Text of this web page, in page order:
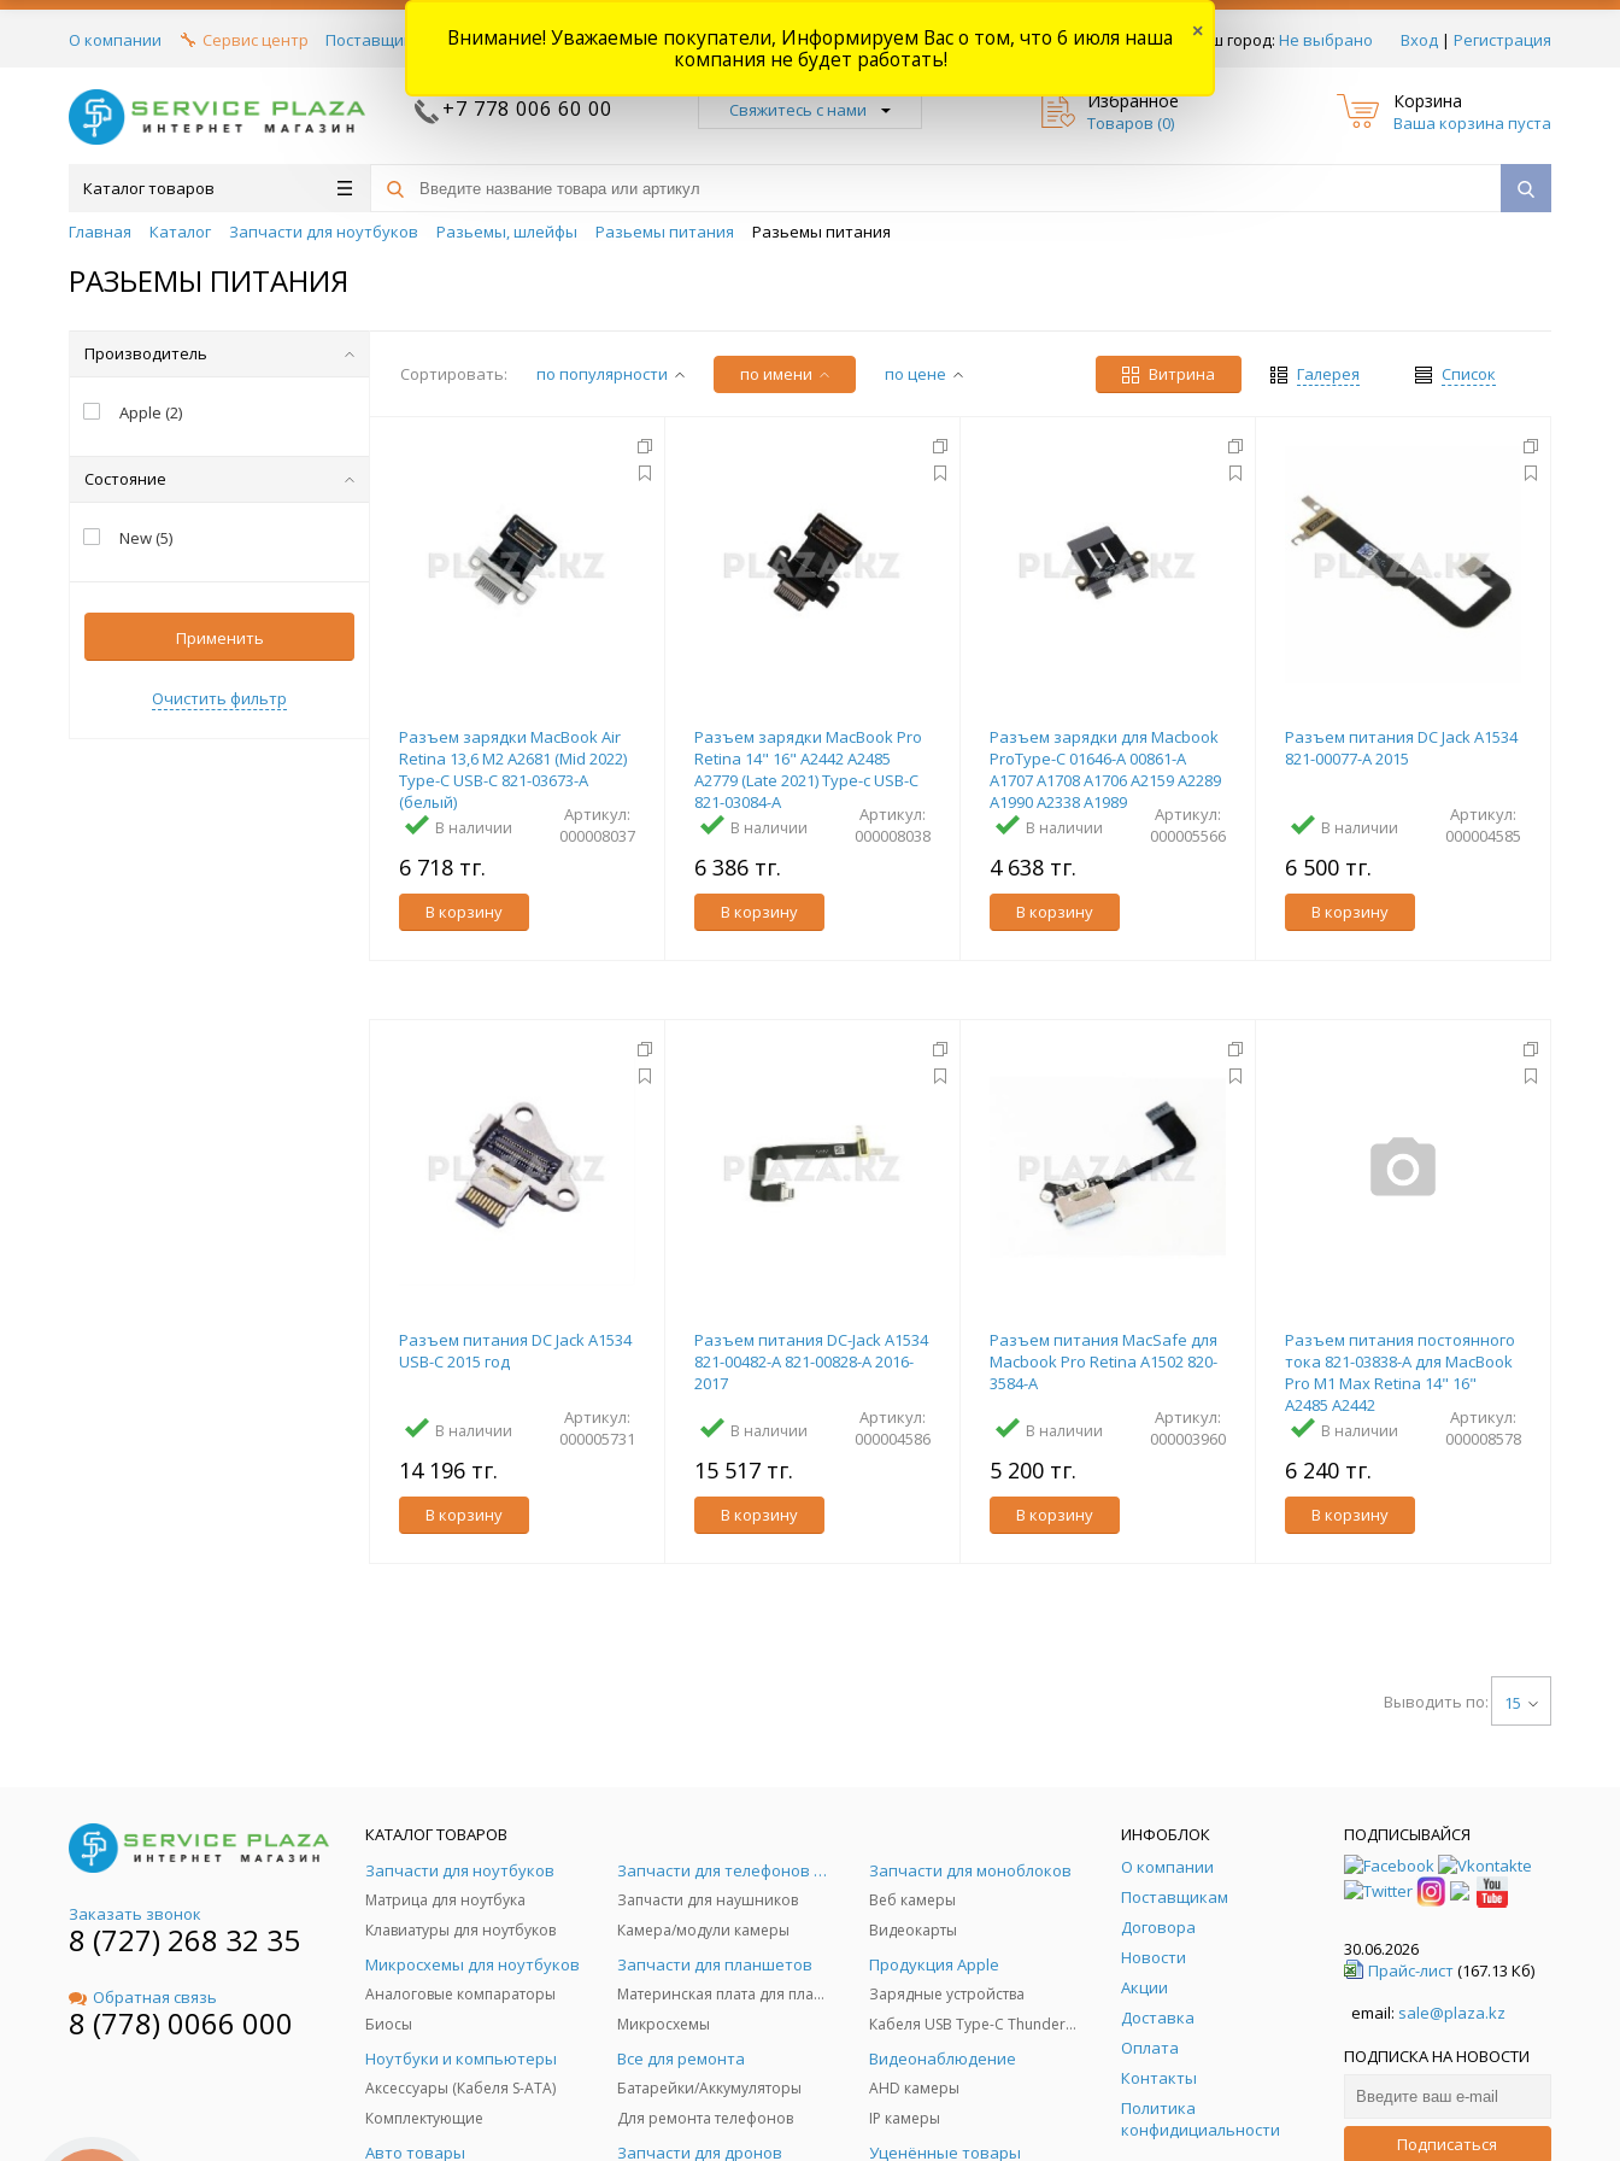
Ваш город: Не выбрано Вход | Регистрация
О компании Сервис центр Поставщикам Договора Новости Акции Доставка Оплата Наши магазины Форум Отзывы
+7 778 006 60 00 Свяжитесь с нами Избранное
Товаров (0)
Корзина
Ваша корзина пуста
Каталог товаров
Главная
Каталог Запчасти для ноутбуков Разьемы, шлейфы Разьемы питания Разьемы питания
РАЗЬЕМЫ ПИТАНИЯ
Производитель
Apple (2)
Состояние
New (5)
Применить
Очистить фильтр
Список
Галерея
Витрина
Сортировать: по популярности по имени по цене
Разъем зарядки MacBook Air
Retina 13,6 M2 A2681 (Mid 2022)
Type-C USB-C 821-03673-A
(белый)
В наличии
Артикул:
000008037
6 718 тг.
В корзину
Разъем зарядки MacBook Pro
Retina 14" 16" A2442 A2485
A2779 (Late 2021) Type-c USB-C
821-03084-A
В наличии
Артикул:
000008038
6 386 тг.
В корзину
Разъем зарядки для Macbook
ProType-C 01646-A 00861-A
A1707 A1708 A1706 A2159 A2289
A1990 A2338 A1989
В наличии
Артикул:
000005566
4 638 тг.
В корзину
Разъем питания DC Jack A1534
821-00077-A 2015
В наличии
Артикул:
000004585
6 500 тг.
В корзину
Разъем питания DC Jack A1534
USB-C 2015 год
В наличии
Артикул:
000005731
14 196 тг.
В корзину
Разъем питания DC-Jack A1534
821-00482-A 821-00828-A 2016-
2017
В наличии
Артикул:
000004586
15 517 тг.
В корзину
Разъем питания MacSafe для
Macbook Pro Retina A1502 820-
3584-A
В наличии
Артикул:
000003960
5 200 тг.
В корзину
Разъем питания постоянного
тока 821-03838-A для MacBook
Pro M1 Max Retina 14" 16"
A2485 A2442
В наличии
Артикул:
000008578
6 240 тг.
В корзину
Выводить по: 15
Заказать звонок
8 (727) 268 32 35
Обратная связь
8 (778) 0066 000
КАТАЛОГ ТОВАРОВ
Запчасти для ноутбуков
Матрица для ноутбука
Клавиатуры для ноутбуков
Запчасти для телефонов и Airpods
Запчасти для наушников
Камера/модули камеры
Запчасти для моноблоков
Веб камеры
Видеокарты
Микросхемы для ноутбуков
Аналоговые компараторы
Биосы
Запчасти для планшетов
Материнская плата для планшетов
Микросхемы
Продукция Apple
Зарядные устройства
Кабеля USB Type-C Thunderbolt 3/4/5
Ноутбуки и компьютеры
Аксессуары (Кабеля S-ATA)
Комплектующие
Все для ремонта
Батарейки/Аккумуляторы
Для ремонта телефонов
Видеонаблюдение
AHD камеры
IP камеры
Авто товары Запчасти для дронов Уценённые товары
ИНФОБЛОК
О компании
Поставщикам
Договора
Новости
Акции
Доставка
Оплата
Контакты
Политика
конфидициальности
ПОДПИСЫВАЙСЯ
30.06.2026
Прайс-лист(167.13 Кб)
email: sale@plaza.kz
ПОДПИСКА НА НОВОСТИ
Внимание! Уважаемые покупатели, Информируем Вас о том, что 6 июля наша
компания не будет работать!
×